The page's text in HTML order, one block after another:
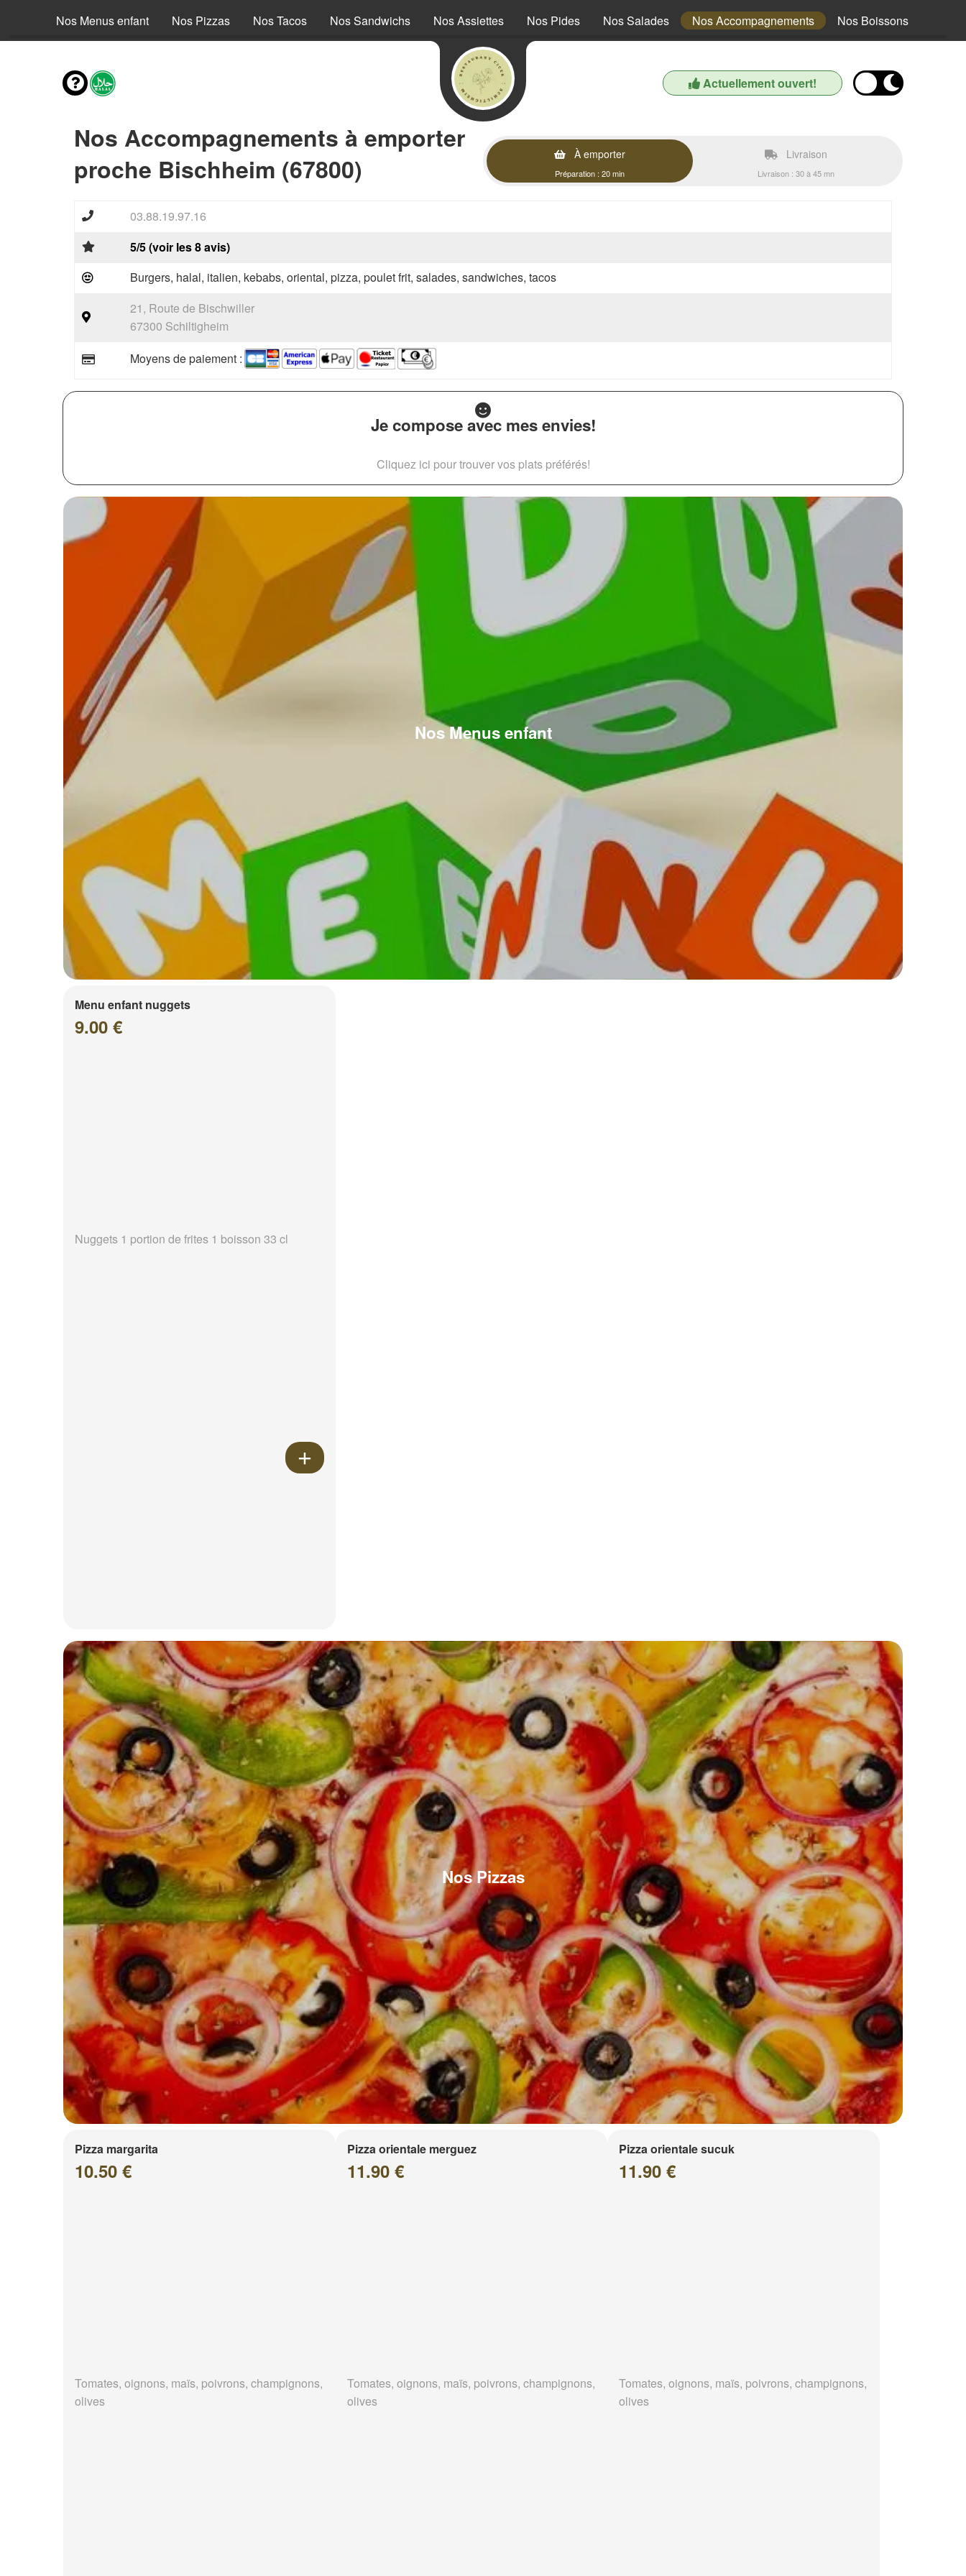
Nos Menus enfant Nos Pizzas Nos Tacos Nos Sandwichs Nos Assiettes Nos Pides Nos Salades Nos Accompagnements Nos Boissons
Actuellement ouvert!
Nos Accompagnements à emporter
proche Bischheim (67800)
À emporter
Préparation : 20 min
Livraison
Livraison : 30 à 45 mn
03.88.19.97.16
5/5 (voir les 8 avis)
Burgers, halal, italien, kebabs, oriental, pizza, poulet frit, salades, sandwiches, tacos
21, Route de Bischwiller
67300 Schiltigheim
Moyens de paiement :
Je compose avec mes envies!
Cliquez ici pour trouver vos plats préférés!
Nos Menus enfant
Menu enfant nuggets
9.00 €
Nuggets 1 portion de frites 1 boisson 33 cl
Nos Pizzas
Pizza margarita
10.50 €
Tomates, oignons, maïs, poivrons, champignons,
olives
Pizza orientale merguez
11.90 €
Tomates, oignons, maïs, poivrons, champignons,
olives
Pizza orientale sucuk
11.90 €
Tomates, oignons, maïs, poivrons, champignons,
olives